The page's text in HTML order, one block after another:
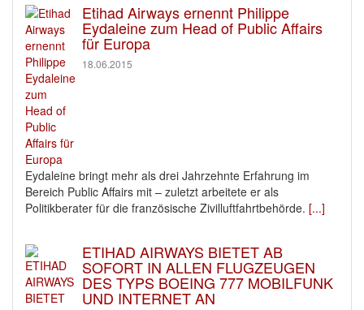
Etihad Airways ernennt Philippe
Eydaleine zum Head of Public Affairs
für Europa
18.06.2015
Eydaleine bringt mehr als drei Jahrzehnte Erfahrung im
Bereich Public Affairs mit – zuletzt arbeitete er als
Politikberater für die französische Zivilluftfahrtbehörde. [...]
ETIHAD AIRWAYS BIETET AB
SOFORT IN ALLEN FLUGZEUGEN
DES TYPS BOEING 777 MOBILFUNK
UND INTERNET AN